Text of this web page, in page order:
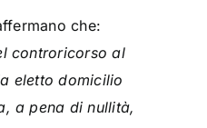
che:
controricorso al
eletto domicilio
a pena di nullità,